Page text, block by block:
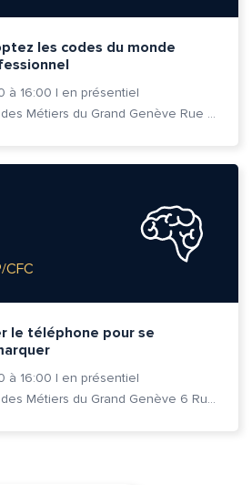
les codes du monde
à 16:00 | en présentiel
Cité des Métiers du Grand Genève Rue Prévost-Martin 6 1205 Genève
CFC
le téléphone pour se
à 16:00 | en présentiel
Cité des Métiers du Grand Genève 6 Rue Prévost-Martin 1205 Genève